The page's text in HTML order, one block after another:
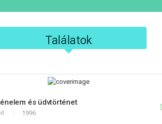
Találatok
és üdvtörténet
1996